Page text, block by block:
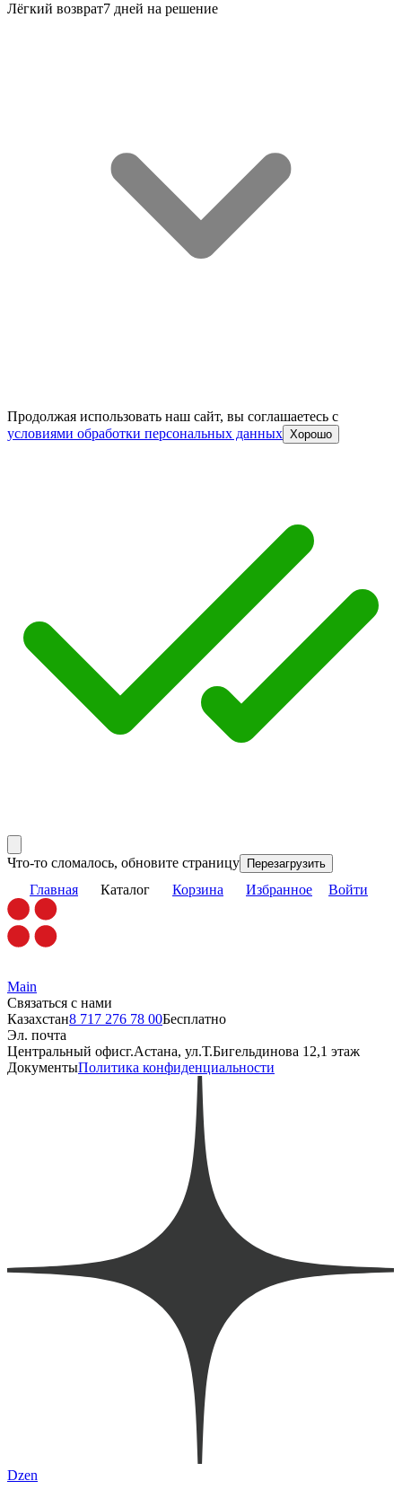
Лёгкий возврат7 дней на решение
Продолжая использовать наш сайт, вы соглашаетесь c
условиями обработки персональных данных Хорошо
Что-то сломалось, обновите страницу Перезагрузить
Главная Каталог Корзина Избранное Войти
Main
Связаться с нами
Казахстан8 717 276 78 00Бесплатно
Эл. почта
Центральный офисг.Астана, ул.Т.Бигельдинова 12,1 этаж
ДокументыПолитика конфиденциальности
Dzen